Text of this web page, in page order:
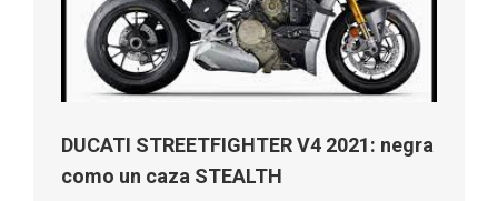
DUCATI STREETFIGHTER V4 2021: negra
como un caza STEALTH